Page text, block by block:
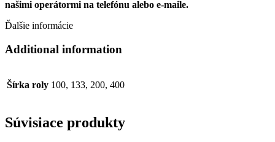
našimi operátormi na telefónu alebo e-maile.
Ďalšie informácie
Additional information
Šírka roly 100, 133, 200, 400
Súvisiace produkty